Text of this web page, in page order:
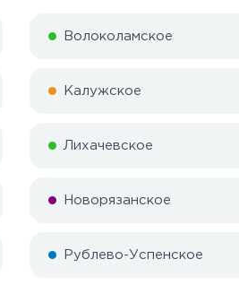
Волоколамское
Калужское
Лихачевское
Новорязанское
Рублево-Успенское